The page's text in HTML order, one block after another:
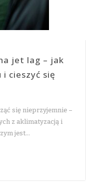
jet lag – jak
cieszyć się
się nieprzyjemnie –
z aklimatyzacją i
jest…